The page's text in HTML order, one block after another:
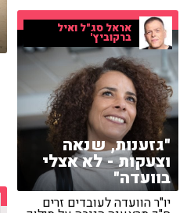
אראל סג"ל ואיל
ברקוביץ'
"גזענות, שנאה
וצעקות - לא אצלי
בוועדה"
יו"ר הוועדה לעובדים זרים